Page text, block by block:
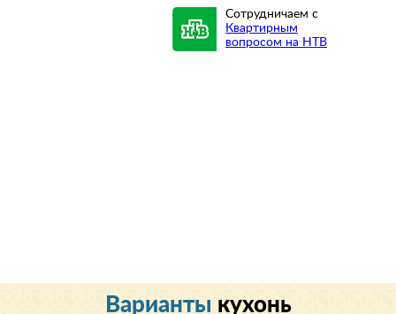
Сотрудничаем с
Квартирным
вопросом на НТВ
Варианты кухонь